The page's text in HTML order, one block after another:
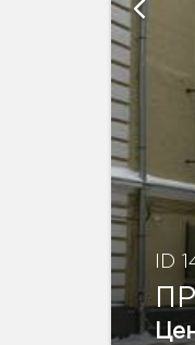
ID